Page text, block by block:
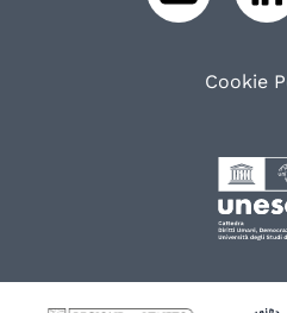
Cookie